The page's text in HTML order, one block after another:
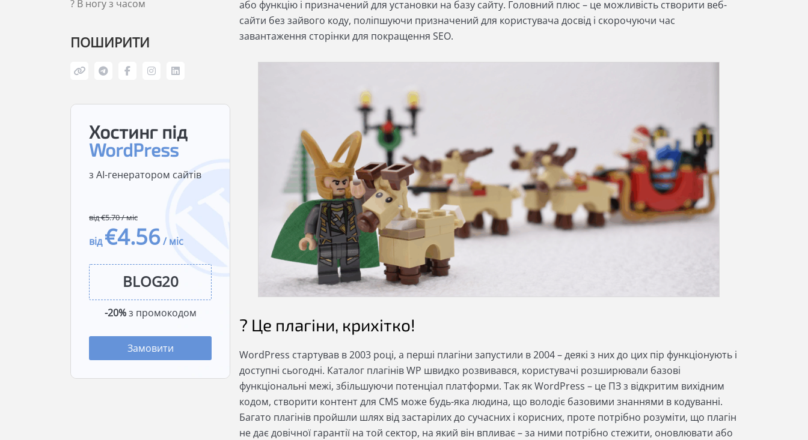
? В ногу з часом
ПОШИРИТИ
Хостинг під
WordPress
з AI-генератором сайтів
від €5.70 / міс
від€4.56/ міс
-20%з промокодом
Замовити
або функцію і призначений для установки на базу сайту. Головний плюс – це можливість створити веб-
сайти без зайвого коду, поліпшуючи призначений для користувача досвід і скорочуючи час
завантаження сторінки для покращення SEO.
? Це плагіни, крихітко!
WordPress стартував в 2003 році, а перші плагіни запустили в 2004 – деякі з них до цих пір функціонують і
доступні сьогодні. Каталог плагінів WP швидко розвивався, користувачі розширювали базові
функціональні межі, збільшуючи потенціал платформи. Так як WordPress – це ПЗ з відкритим вихідним
кодом, створити контент для CMS може будь-яка людина, що володіє базовими знаннями в кодуванні.
Багато плагінів пройшли шлях від застарілих до сучасних і корисних, проте потрібно розуміти, що плагін
не дає довічної гарантії на той сектор, на який він впливає – за ними потрібно стежити, оновлювати або